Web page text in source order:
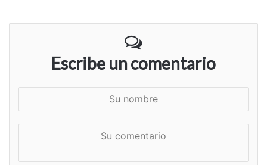
Escribe un comentario